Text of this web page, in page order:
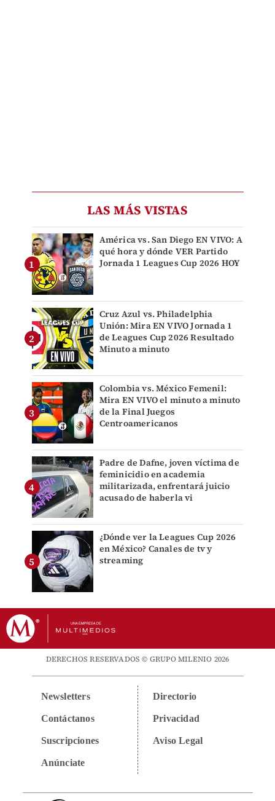
LAS MÁS VISTAS
América vs. San Diego EN VIVO: A
qué hora y dónde VER Partido
Jornada 1 Leagues Cup 2026 HOY
Cruz Azul vs. Philadelphia
Unión: Mira EN VIVO Jornada 1
de Leagues Cup 2026 Resultado
Minuto a minuto
Colombia vs. México Femenil:
Mira EN VIVO el minuto a minuto
de la Final Juegos
Centroamericanos
Padre de Dafne, joven víctima de
feminicidio en academia
militarizada, enfrentará juicio
acusado de haberla vi
¿Dónde ver la Leagues Cup 2026
en México? Canales de tv y
streaming
DERECHOS RESERVADOS © GRUPO MILENIO 2026
Newsletters
Contáctanos
Suscripciones
Anúnciate
Directorio
Privacidad
Aviso Legal